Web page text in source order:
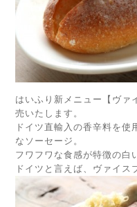
はいふり新メニュー【ヴァ
売いたします。
ドイツ直輸入の香辛料を
なソーセージ。
フワフワな食感が特徴の白
ドイツと言えば、ヴァイス